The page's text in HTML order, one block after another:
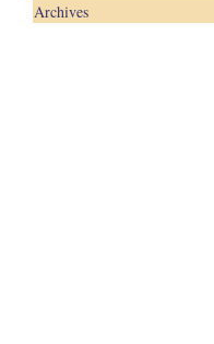
Archives